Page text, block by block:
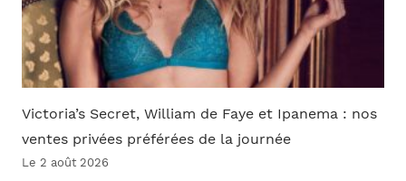
Victoria’s Secret, William de Faye et Ipanema : nos
ventes privées préférées de la journée
Le 2 août 2026